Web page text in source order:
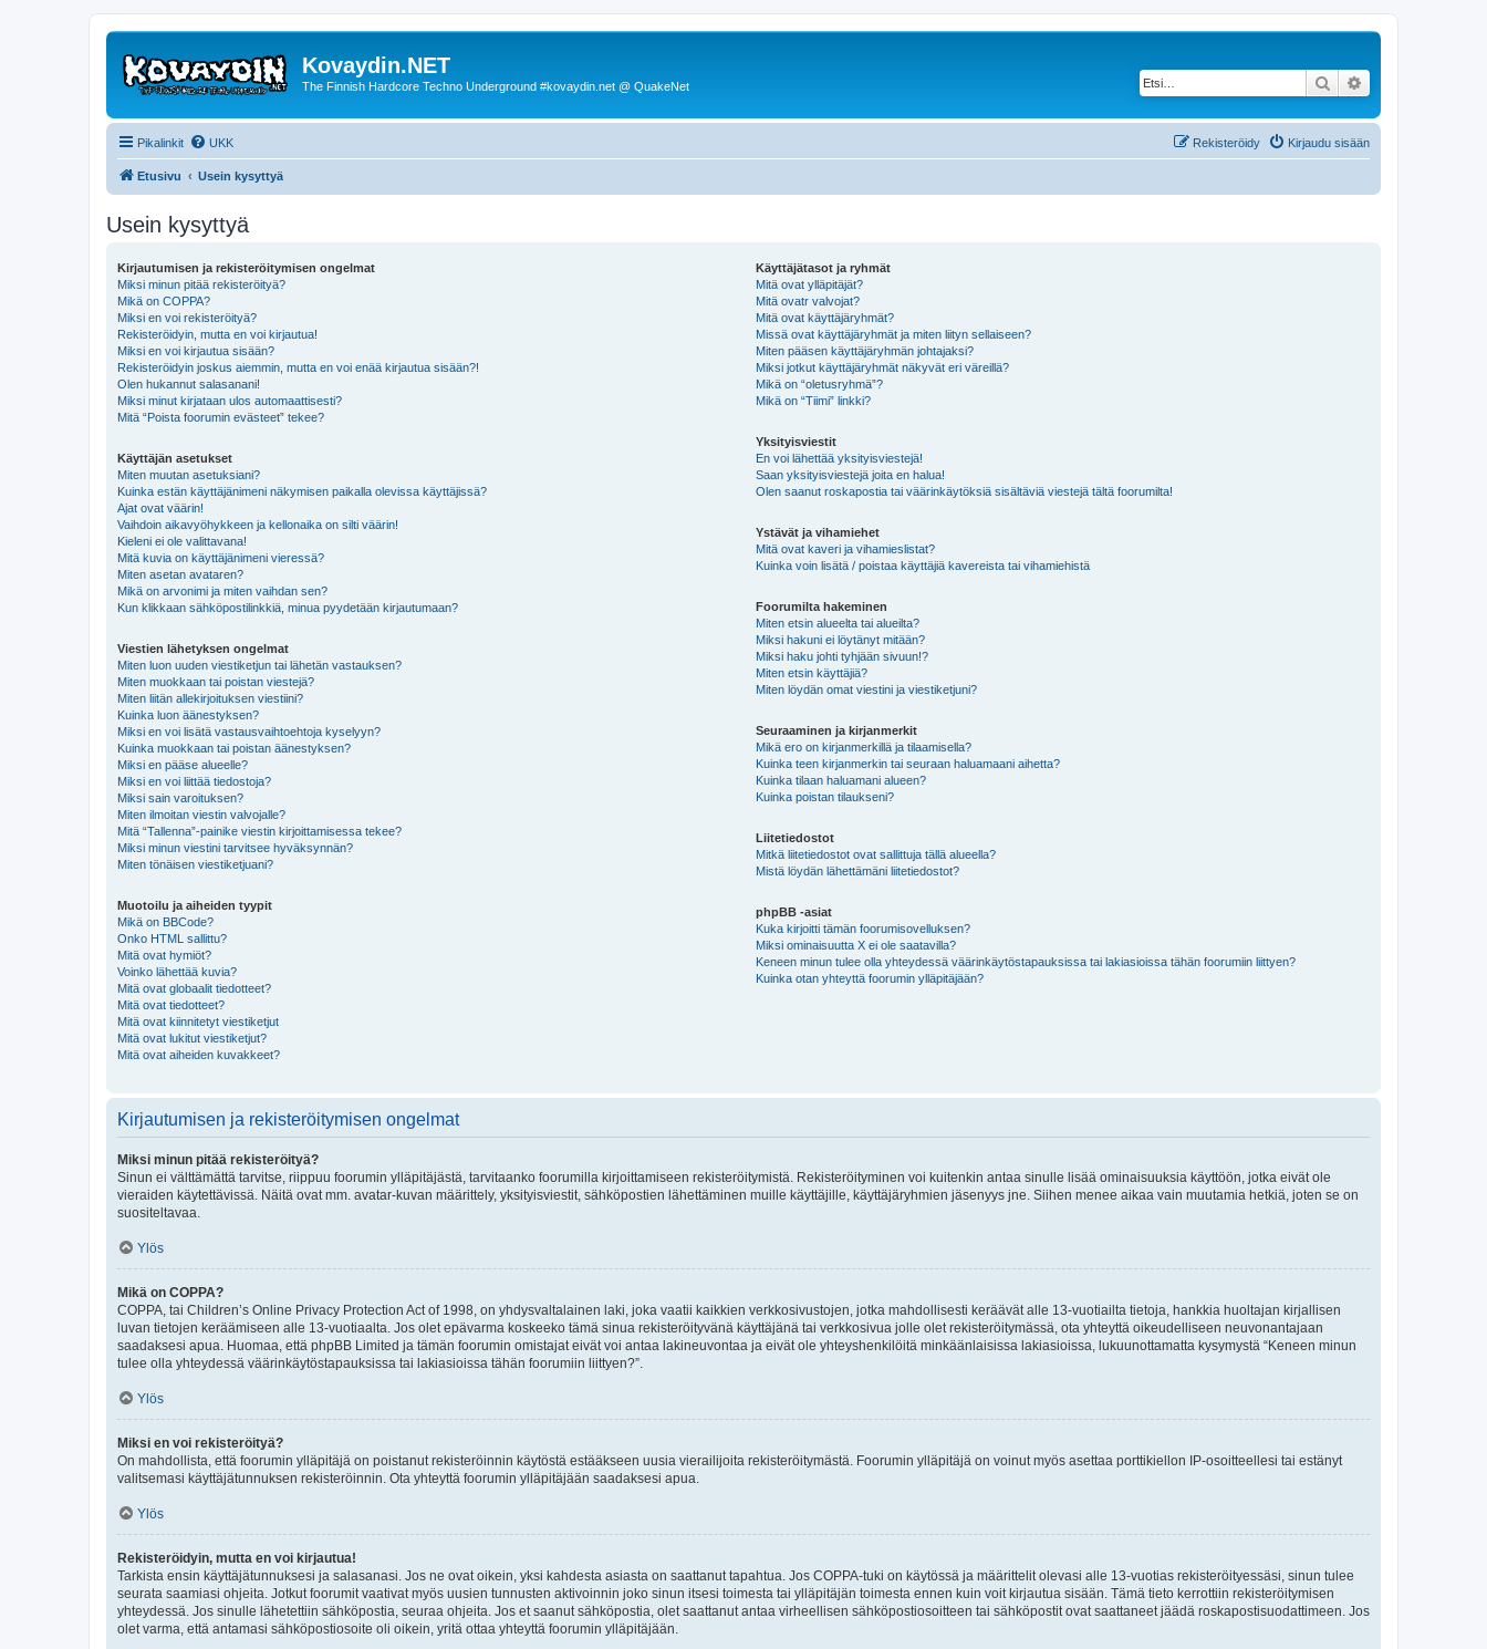
Kovaydin.NET
The Finnish Hardcore Techno Underground #kovaydin.net @ QuakeNet Etsi
Pikalinkit UKK Kirjaudu sisään
Rekisteröidy
Etusivu Usein kysyttyä
Usein kysyttyä
Kirjautumisen ja rekisteröitymisen ongelmat
Miksi minun pitää rekisteröityä?
Mikä on COPPA?
Miksi en voi rekisteröityä?
Rekisteröidyin, mutta en voi kirjautua!
Miksi en voi kirjautua sisään?
Rekisteröidyin joskus aiemmin, mutta en voi enää kirjautua sisään?!
Olen hukannut salasanani!
Miksi minut kirjataan ulos automaattisesti?
Mitä “Poista foorumin evästeet” tekee?
Käyttäjän asetukset
Miten muutan asetuksiani?
Kuinka estän käyttäjänimeni näkymisen paikalla olevissa käyttäjissä?
Ajat ovat väärin!
Vaihdoin aikavyöhykkeen ja kellonaika on silti väärin!
Kieleni ei ole valittavana!
Mitä kuvia on käyttäjänimeni vieressä?
Miten asetan avataren?
Mikä on arvonimi ja miten vaihdan sen?
Kun klikkaan sähköpostilinkkiä, minua pyydetään kirjautumaan?
Viestien lähetyksen ongelmat
Miten luon uuden viestiketjun tai lähetän vastauksen?
Miten muokkaan tai poistan viestejä?
Miten liitän allekirjoituksen viestiini?
Kuinka luon äänestyksen?
Miksi en voi lisätä vastausvaihtoehtoja kyselyyn?
Kuinka muokkaan tai poistan äänestyksen?
Miksi en pääse alueelle?
Miksi en voi liittää tiedostoja?
Miksi sain varoituksen?
Miten ilmoitan viestin valvojalle?
Mitä “Tallenna”-painike viestin kirjoittamisessa tekee?
Miksi minun viestini tarvitsee hyväksynnän?
Miten tönäisen viestiketjuani?
Muotoilu ja aiheiden tyypit
Mikä on BBCode?
Onko HTML sallittu?
Mitä ovat hymiöt?
Voinko lähettää kuvia?
Mitä ovat globaalit tiedotteet?
Mitä ovat tiedotteet?
Mitä ovat kiinnitetyt viestiketjut
Mitä ovat lukitut viestiketjut?
Mitä ovat aiheiden kuvakkeet?
Käyttäjätasot ja ryhmät
Mitä ovat ylläpitäjät?
Mitä ovatr valvojat?
Mitä ovat käyttäjäryhmät?
Missä ovat käyttäjäryhmät ja miten liityn sellaiseen?
Miten pääsen käyttäjäryhmän johtajaksi?
Miksi jotkut käyttäjäryhmät näkyvät eri väreillä?
Mikä on “oletusryhmä”?
Mikä on “Tiimi” linkki?
Yksityisviestit
En voi lähettää yksityisviestejä!
Saan yksityisviestejä joita en halua!
Olen saanut roskapostia tai väärinkäytöksiä sisältäviä viestejä tältä foorumilta!
Ystävät ja vihamiehet
Mitä ovat kaveri ja vihamieslistat?
Kuinka voin lisätä / poistaa käyttäjiä kavereista tai vihamiehistä
Foorumilta hakeminen
Miten etsin alueelta tai alueilta?
Miksi hakuni ei löytänyt mitään?
Miksi haku johti tyhjään sivuun!?
Miten etsin käyttäjiä?
Miten löydän omat viestini ja viestiketjuni?
Seuraaminen ja kirjanmerkit
Mikä ero on kirjanmerkillä ja tilaamisella?
Kuinka teen kirjanmerkin tai seuraan haluamaani aihetta?
Kuinka tilaan haluamani alueen?
Kuinka poistan tilaukseni?
Liitetiedostot
Mitkä liitetiedostot ovat sallittuja tällä alueella?
Mistä löydän lähettämäni liitetiedostot?
phpBB -asiat
Kuka kirjoitti tämän foorumisovelluksen?
Miksi ominaisuutta X ei ole saatavilla?
Keneen minun tulee olla yhteydessä väärinkäytöstapauksissa tai lakiasioissa tähän foorumiin liittyen?
Kuinka otan yhteyttä foorumin ylläpitäjään?
Kirjautumisen ja rekisteröitymisen ongelmat
Miksi minun pitää rekisteröityä?
Sinun ei välttämättä tarvitse, riippuu foorumin ylläpitäjästä, tarvitaanko foorumilla kirjoittamiseen rekisteröitymistä. Rekisteröityminen voi kuitenkin antaa sinulle lisää ominaisuuksia käyttöön, jotka eivät ole
vieraiden käytettävissä. Näitä ovat mm. avatar-kuvan määrittely, yksityisviestit, sähköpostien lähettäminen muille käyttäjille, käyttäjäryhmien jäsenyys jne. Siihen menee aikaa vain muutamia hetkiä, joten se on
suositeltavaa.
Ylös
Mikä on COPPA?
COPPA, tai Children’s Online Privacy Protection Act of 1998, on yhdysvaltalainen laki, joka vaatii kaikkien verkkosivustojen, jotka mahdollisesti keräävät alle 13-vuotiailta tietoja, hankkia huoltajan kirjallisen
luvan tietojen keräämiseen alle 13-vuotiaalta. Jos olet epävarma koskeeko tämä sinua rekisteröityvänä käyttäjänä tai verkkosivua jolle olet rekisteröitymässä, ota yhteyttä oikeudelliseen neuvonantajaan
saadaksesi apua. Huomaa, että phpBB Limited ja tämän foorumin omistajat eivät voi antaa lakineuvontaa ja eivät ole yhteyshenkilöitä minkäänlaisissa lakiasioissa, lukuunottamatta kysymystä “Keneen minun
tulee olla yhteydessä väärinkäytöstapauksissa tai lakiasioissa tähän foorumiin liittyen?”.
Ylös
Miksi en voi rekisteröityä?
On mahdollista, että foorumin ylläpitäjä on poistanut rekisteröinnin käytöstä estääkseen uusia vierailijoita rekisteröitymästä. Foorumin ylläpitäjä on voinut myös asettaa porttikiellon IP-osoitteellesi tai estänyt
valitsemasi käyttäjätunnuksen rekisteröinnin. Ota yhteyttä foorumin ylläpitäjään saadaksesi apua.
Ylös
Rekisteröidyin, mutta en voi kirjautua!
Tarkista ensin käyttäjätunnuksesi ja salasanasi. Jos ne ovat oikein, yksi kahdesta asiasta on saattanut tapahtua. Jos COPPA-tuki on käytössä ja määrittelit olevasi alle 13-vuotias rekisteröityessäsi, sinun tulee
seurata saamiasi ohjeita. Jotkut foorumit vaativat myös uusien tunnusten aktivoinnin joko sinun itsesi toimesta tai ylläpitäjän toimesta ennen kuin voit kirjautua sisään. Tämä tieto kerrottiin rekisteröitymisen
yhteydessä. Jos sinulle lähetettiin sähköpostia, seuraa ohjeita. Jos et saanut sähköpostia, olet saattanut antaa virheellisen sähköpostiosoitteen tai sähköpostit ovat saattaneet jäädä roskapostisuodattimeen. Jos
olet varma, että antamasi sähköpostiosoite oli oikein, yritä ottaa yhteyttä foorumin ylläpitäjään.